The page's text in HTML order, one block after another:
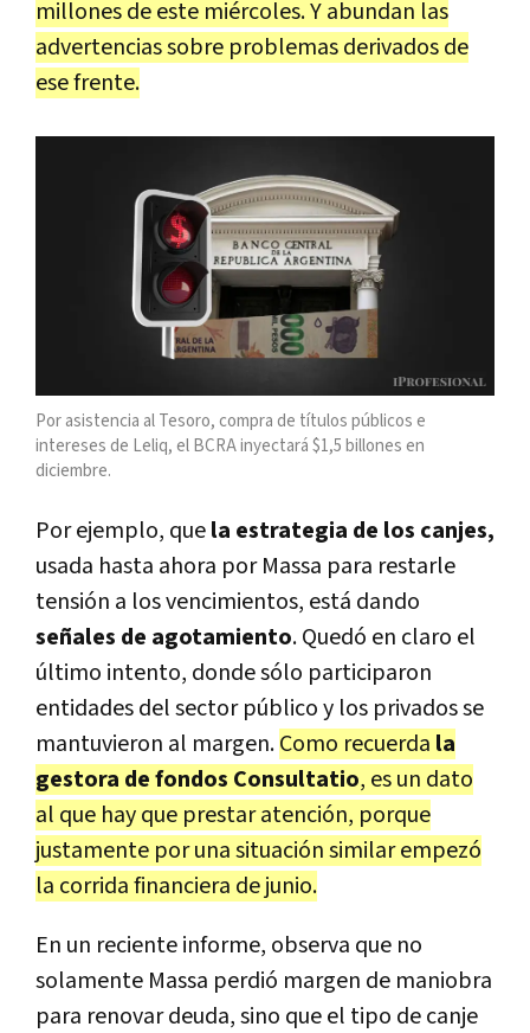
millones de este miércoles. Y abundan las
advertencias sobre problemas derivados de
ese frente.
Por asistencia al Tesoro, compra de títulos públicos e
intereses de Leliq, el BCRA inyectará $1,5 billones en
diciembre.
Por ejemplo, quela estrategia de los canjes,
usada hasta ahora por Massa para restarle
tensión a los vencimientos, está dando
señales de agotamiento. Quedó en claro el
último intento, donde sólo participaron
entidades del sector público y los privados se
mantuvieron al margen.Como recuerda la
gestora de fondos Consultatio, es un dato
al que hay que prestar atención, porque
justamente por una situación similar empezó
la corrida financiera de junio.
En un reciente informe, observa que no
solamente Massa perdió margen de maniobra
para renovar deuda, sino que el tipo de canje